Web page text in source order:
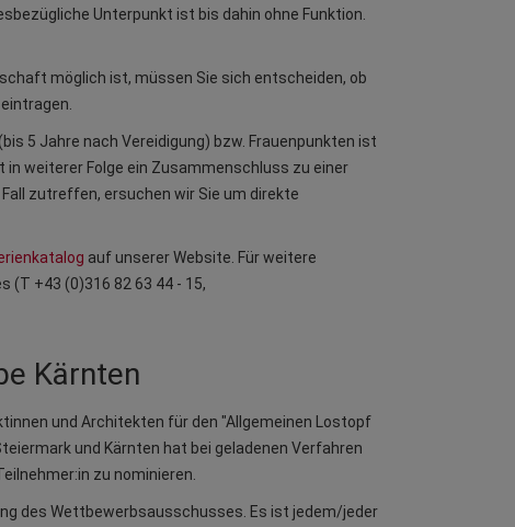
Unterpunkt ist bis dahin ohne Funktion.
möglich ist, müssen Sie sich entscheiden, ob
5 Jahre nach Vereidigung) bzw. Frauenpunkten ist
weiterer Folge ein Zusammenschluss zu einer
zutreffen, ersuchen wir Sie um direkte
auf unserer Website. Für weitere
(T +43 (0)316 82 63 44 - 15,
Kärnten
und Architekten für den "Allgemeinen Lostopf
und Kärnten hat bei geladenen Verfahren
zu nominieren.
des Wettbewerbsausschusses. Es ist jedem/jeder